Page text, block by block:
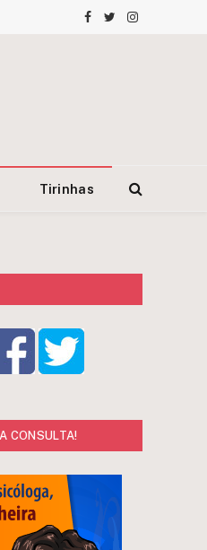
Facebook
TwitterInstagram
Tirinhas
CONSULTA!